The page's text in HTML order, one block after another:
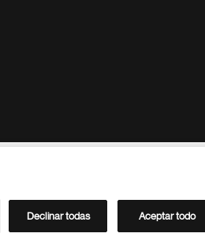
Directorio de
Declinar todas Aceptar todo